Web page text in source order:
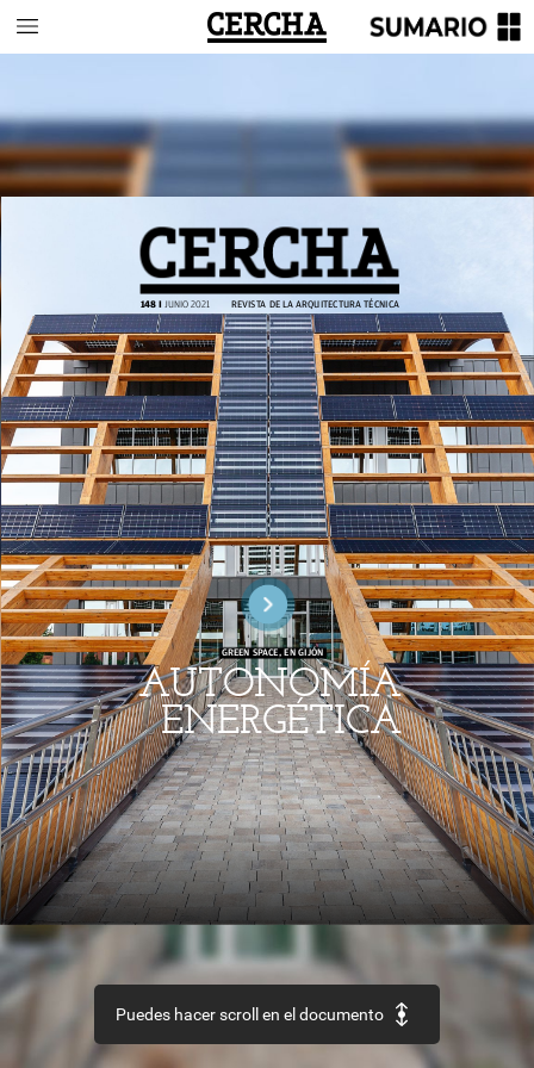
REVISTA DE LA ARQUITECTURA TÉCNICA
148 I JUNIO 2021
GREEN SPACE, EN GIJÓN I
AUTONOMÍA
ENERGÉTICA
SECTOR
Accesibilidad
universal
patrimonio
PROCESOS
MATERIALES
Aislamientotérmico por exterionr
CULTURA
Arquitectura
y
espejos
Puedes hacer scroll en el documento